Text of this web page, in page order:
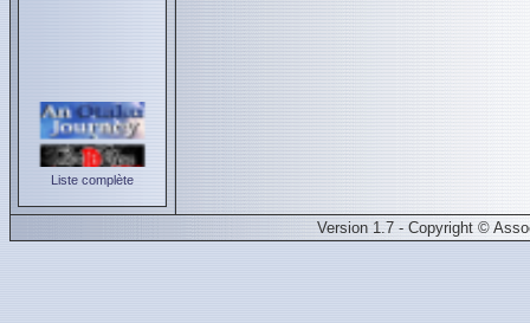
Liste complète
Version 1.7 - Copyright ©